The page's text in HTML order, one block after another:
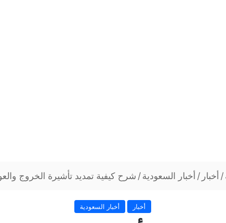
/ أخبار / أخبار السعودية/ شرح كيفية تمديد تأشيرة الخروج
أخبار أخبار السعودية